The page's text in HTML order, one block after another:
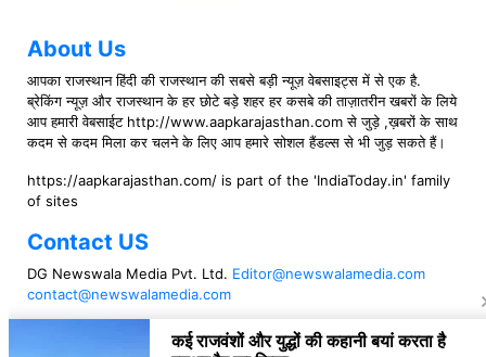
About Us
आपका राजस्थान हिंदी की राजस्थान की सबसे बड़ी न्यूज़ वेबसाइट्स में से एक है.
ब्रेकिंग न्यूज़ और राजस्थान के हर छोटे बड़े शहर हर कसबे की ताज़ातरीन खबरों के लिये
आप हमारी वेबसाईट http://www.aapkarajasthan.com से जुड़े ,ख़बरों के साथ
कदम से कदम मिला कर चलने के लिए आप हमारे सोशल हैंडल्स से भी जुड़ सकते हैं।
https://aapkarajasthan.com/ is part of the 'IndiaToday.in' family
of sites
Contact US
DG Newswala Media Pvt. Ltd. Editor@newswalamedia.com
contact@newswalamedia.com